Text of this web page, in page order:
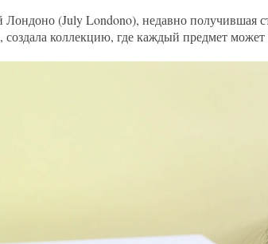
(July Londono), недавно получившая
создала коллекцию, где каждый предмет